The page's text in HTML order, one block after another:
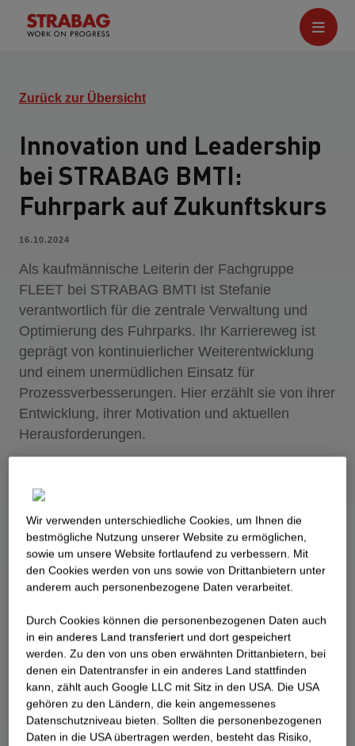
Zurück zur Übersicht
Innovation und Leadership
bei STRABAG BMTI:
Fuhrpark auf Zukunftskurs
16.10.2024
Als kaufmännische Leiterin der Fachgruppe
FLEET bei STRABAG BMTI ist Stefanie
verantwortlich für die zentrale Verwaltung und
Optimierung des Fuhrparks. Ihr Karriereweg ist
geprägt von kontinuierlicher Weiterentwicklung
und einem unermüdlichen Einsatz für
Prozessverbesserungen. Hier erzählt sie von ihrer
Entwicklung, ihrer Motivation und aktuellen
Herausforderungen.
Wir verwenden unterschiedliche Cookies, um Ihnen die
best­mögliche Nutzung unserer Website zu ermöglichen,
sowie um unsere Website fortlaufend zu verbessern. Mit
den Cookies werden von uns sowie von Drittanbietern unter
anderem auch personenbezogene Daten verarbeitet.
Durch Cookies können die personenbezogenen Daten auch
in ein anderes Land transferiert und dort gespeichert
werden. Zu den von uns oben erwähnten Drittanbietern, bei
denen ein Datentransfer in ein anderes Land stattfinden
kann, zählt auch Google LLC mit Sitz in den USA. Die USA
gehören zu den Ländern, die kein angemessenes
Datenschutzniveau bieten. Sollten die personenbezogenen
Daten in die USA übertragen werden, besteht das Risiko,